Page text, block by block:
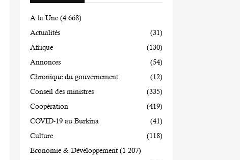
A la Une (4 668)
Actualités
(31)
Afrique
(130)
Annonces
(54)
Chronique du gouvernement
(12)
Conseil des ministres
(335)
Coopération
(419)
COVID-19 au Burkina
(41)
Culture
(118)
Economie & Développement (1 207)